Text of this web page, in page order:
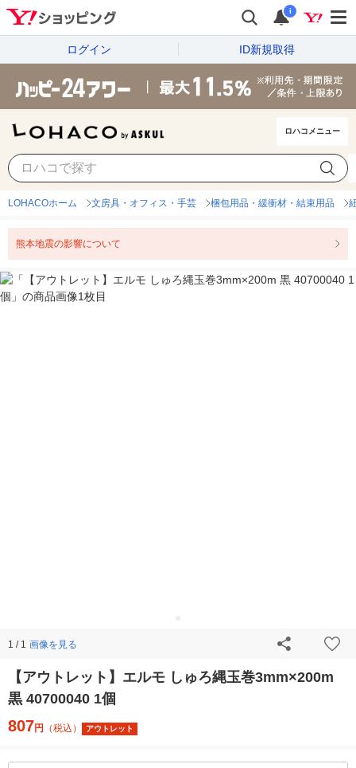
i
ログイン ID新規取得
ロハコメニュー
LOHACOホーム 文房具・オフィス・手芸 梱包用品・緩衝材・結束用品
熊本地震の影響について
1 / 1 画像を見る
【アウトレット】エルモ しゅろ縄玉巻3mm×200m
黒 40700040 1個
807円 （税込） アウトレット